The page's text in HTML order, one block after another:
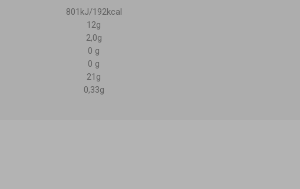
801kJ/192kcal
12g
2,0g
0 g
0 g
21g
0,33g